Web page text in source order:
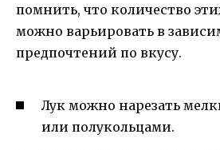
помнить, что количество
можно варьировать в
предпочтений по вкусу.
Лук можно нарезать
или полукольцами.